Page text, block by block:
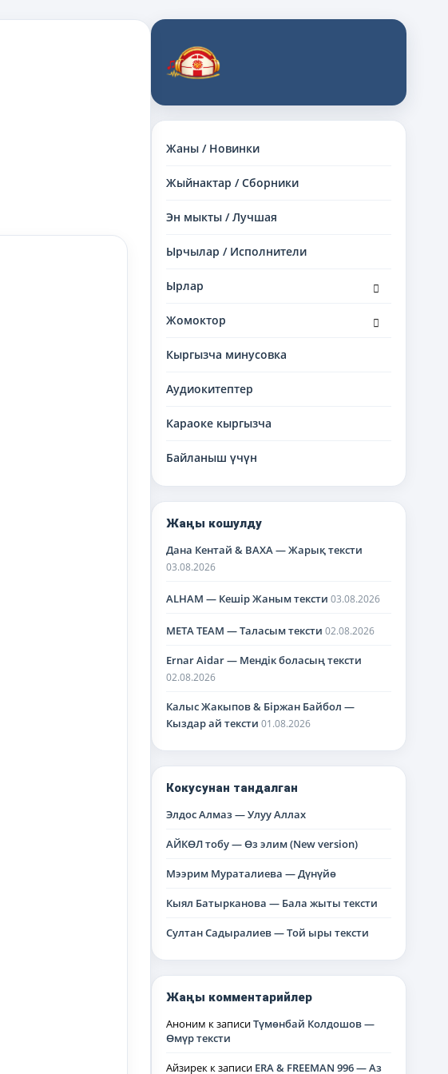
Жаны / Новинки
Жыйнактар / Сборники
Эн мыкты / Лучшая
Ырчылар / Исполнители
Ырлар
дочернее
Жомоктор
дочернее
Кыргызча минусовка
Аудиокитептер
Караоке кыргызча
Байланыш үчүн
Жаңы кошулду
Дана Кентай & BAXA — Жарық тексти
03.08.2026
ALHAM — Кешір Жаным тексти 03.08.2026
META TEAM — Таласым тексти 02.08.2026
Ernar Aidar — Мендік боласың тексти
02.08.2026
Калыс Жакыпов & Біржан Байбол —
Кыздар ай тексти 01.08.2026
Кокусунан тандалган
Элдос Алмаз — Улуу Аллах
АЙКӨЛ тобу — Өз элим (New version)
Мээрим Мураталиева — Дүнүйө
Кыял Батырканова — Бала жыты тексти
Султан Садыралиев — Той ыры тексти
Жаңы комментарийлер
Аноним к записиТүмөнбай Колдошов —
Өмүр тексти
Айзирек к записи ERA & FREEMAN 996 — Аз